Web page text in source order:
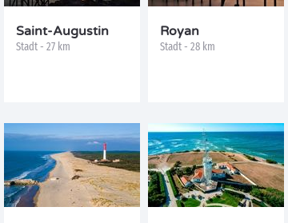
Saint-Augustin
Stadt - 27 km
Royan
Stadt - 28 km